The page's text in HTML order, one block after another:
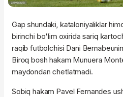
Gap shundaki, kataloniyaliklar
birinchi bo'lim oxirida sariq
raqib futbolchisi Dani
Biroq bosh hakam Munuera
maydondan chetlatmadi.
Sobiq hakam Pavel Fernandes